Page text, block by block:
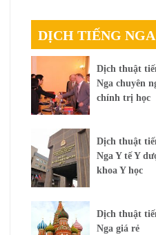
DỊCH TIẾNG NGA
Dịch thuật
Nga chuyên
chính trị học
Dịch thuật
Nga Y tế Y
khoa Y học
Dịch thuật
Nga giá rẻ